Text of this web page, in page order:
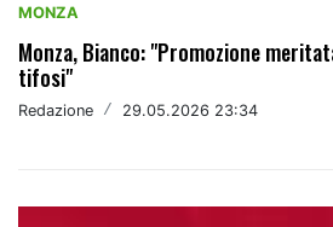
MONZA
Monza, Bianco: "Promozione
tifosi"
Redazione / 29.05.2026 23:34